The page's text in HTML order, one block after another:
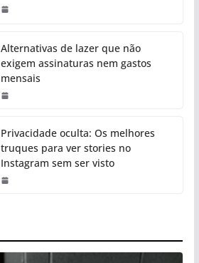
Alternativas de lazer que não
exigem assinaturas nem gastos
mensais
Privacidade oculta: Os melhores
truques para ver stories no
Instagram sem ser visto